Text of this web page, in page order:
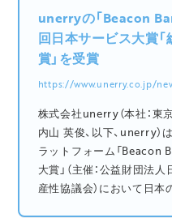
unerryの「Beacon
回日本サービス大賞「
賞」を受賞
https://www.unerry.co.jp/
株式会社unerry（本社：東
内山 英俊、以下、unerry）
ラットフォーム「Beacon
大賞」（主催：公益財団法
産性協議会）において日